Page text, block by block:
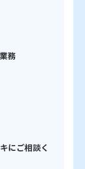
務
にご相談く